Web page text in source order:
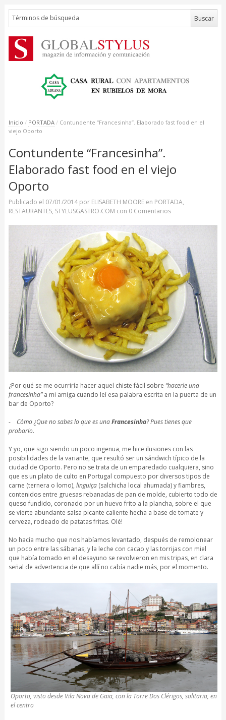
Inicio / PORTADA / Contundente “Francesinha”. Elaborado fast food en el
viejo Oporto
Contundente “Francesinha”.
Elaborado fast food en el viejo
Oporto
Publicado el 07/01/2014por ELISABETH MOOREen PORTADA,
RESTAURANTES, STYLUSGASTRO.COM con 0 Comentarios
¿Por qué se me ocurriría hacer aquel chiste fácil sobre “hacerle una
francesinha”a mi amiga cuando leí esa palabra escrita en la puerta de un
bar de Oporto?
- Cómo ¿Que no sabes lo que es unaFrancesinha? Pues tienes que
probarlo.
Y yo, que sigo siendo un poco ingenua, me hice ilusiones con las
posibilidades de la variante, que resultó ser un sándwich típico de la
ciudad de Oporto. Pero no se trata de un emparedado cualquiera, sino
que es un plato de culto en Portugal compuesto por diversos tipos de
carne (ternera o lomo), linguiça(salchicha local ahumada) y fiambres,
contenidos entre gruesas rebanadas de pan de molde, cubierto todo de
queso fundido, coronado por un huevo frito a la plancha, sobre el que
se vierte abundante salsa picante caliente hecha a base de tomate y
cerveza, rodeado de patatas fritas. Olé!
No hacía mucho que nos habíamos levantado, después de remolonear
un poco entre las sábanas, y la leche con cacao y las torrijas con miel
que había tomado en el desayuno se revolvieron en mis tripas, en clara
señal de advertencia de que allí no cabía nadie más, por el momento.
Oporto, visto desde Vila Nova de Gaia, con la Torre Dos Clérigos, solitaria, en
el centro